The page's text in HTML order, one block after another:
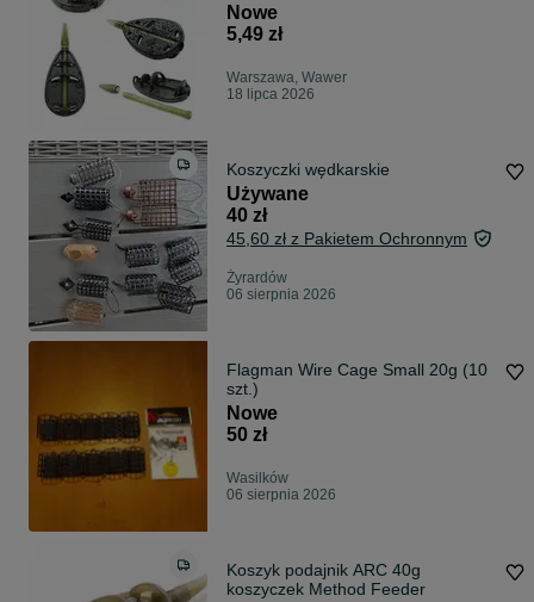
Nowe
5,49 zł
Warszawa, Wawer
18 lipca 2026
Koszyczki wędkarskie
Używane
40 zł
45,60 zł z Pakietem Ochronnym
Żyrardów
06 sierpnia 2026
Flagman Wire Cage Small 20g (10
szt.)
Nowe
50 zł
Wasilków
06 sierpnia 2026
Koszyk podajnik ARC 40g
koszyczek Method Feeder